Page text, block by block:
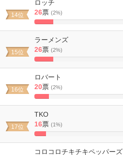
14位
ロッチ
26票 (2%)
10.699588477366%
15位
ラーメンズ
26票 (2%)
10.699588477366%
16位
ロバート
20票 (2%)
8.2304526748971%
17位
TKO
16票 (1%)
6.5843621399177%
コロコロチキチキペッパーズ